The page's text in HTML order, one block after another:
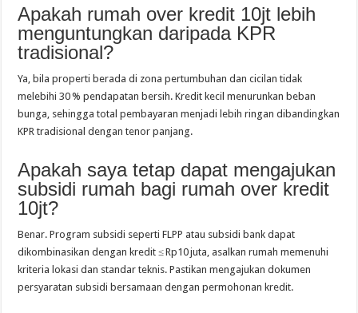
Apakah rumah over kredit 10jt lebih
menguntungkan daripada KPR
tradisional?
Ya, bila properti berada di zona pertumbuhan dan cicilan tidak
melebihi 30 % pendapatan bersih. Kredit kecil menurunkan beban
bunga, sehingga total pembayaran menjadi lebih ringan dibandingkan
KPR tradisional dengan tenor panjang.
Apakah saya tetap dapat mengajukan
subsidi rumah bagi rumah over kredit
10jt?
Benar. Program subsidi seperti FLPP atau subsidi bank dapat
dikombinasikan dengan kredit ≤ Rp10 juta, asalkan rumah memenuhi
kriteria lokasi dan standar teknis. Pastikan mengajukan dokumen
persyaratan subsidi bersamaan dengan permohonan kredit.